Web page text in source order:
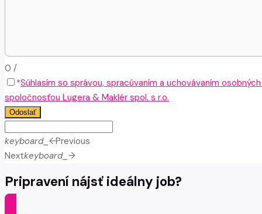
0 /
*Súhlasím so správou, spracúvaním a uchovávaním
spoločnosťou Lugera & Maklér spol. s r.o.
Odoslať
keyboard_arrow_leftPrevious
Nextkeyboard_arrow_right
Pripravení nájsť ideálny job?